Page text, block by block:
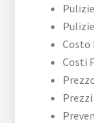
Costo
Costi
Prezzi